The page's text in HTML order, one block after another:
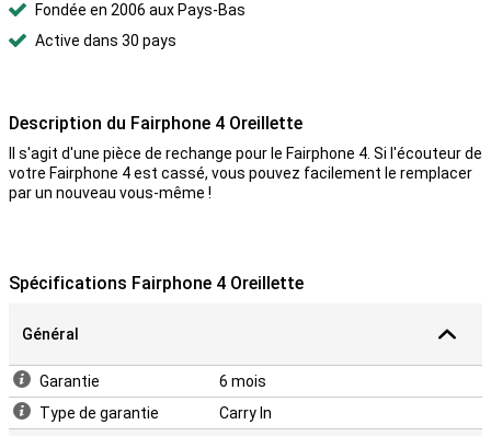
Fondée en 2006 aux Pays-Bas
Active dans 30 pays
Description du Fairphone 4 Oreillette
Il s'agit d'une pièce de rechange pour le Fairphone 4. Si l'écouteur de
votre Fairphone 4 est cassé, vous pouvez facilement le remplacer
par un nouveau vous-même !
Spécifications Fairphone 4 Oreillette
Général
Garantie
6 mois
Type de garantie
Carry In